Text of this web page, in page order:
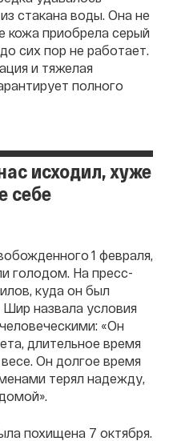
стакана воды. Она не
кожа приобрела серый
сих пор не работает.
и тяжелая
полного
исходил, хуже
себе
1 февраля,
голодом. На пресс-
куда он был
Шир назвала условия
«Он
длительное время
Он долгое время
терял надежду,
похищена 7 октября.